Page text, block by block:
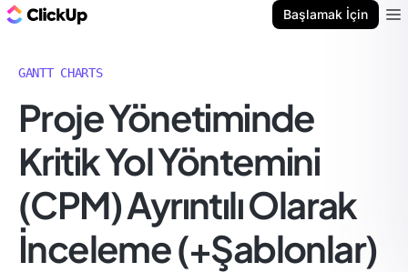
Başlamak İçin
GANTT CHARTS
Proje Yönetiminde
Kritik Yol Yöntemini
(CPM) Ayrıntılı Olarak
İnceleme (+Şablonlar)